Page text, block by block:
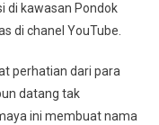
di kawasan Pondok
di chanel YouTube.
perhatian dari para
datang tak
ini membuat nama